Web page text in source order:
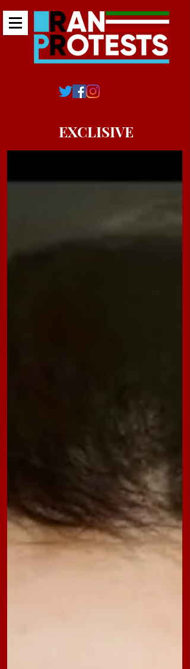
EXCLISIVE